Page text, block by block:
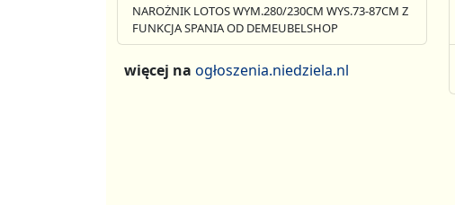
NAROŻNIK LOTOS WYM.280/230CM WYS.73-87CM Z
FUNKCJA SPANIA OD DEMEUBELSHOP
więcej na ogłoszenia.niedziela.nl